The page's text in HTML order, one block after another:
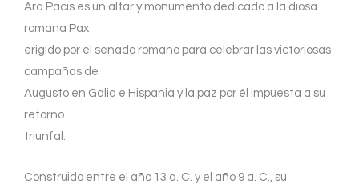
Ara Pacis es un altar y monumento dedicado a la diosa
romana Pax
erigido por el senado romano para celebrar las victoriosas
campañas de
Augusto en Galia e Hispania y la paz por él impuesta a su
retorno
triunfal.
Construido entre el año 13 a. C. y el año 9 a. C., su